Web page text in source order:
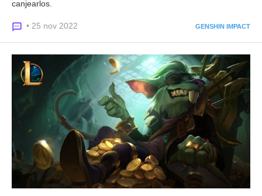
canjearlos.
• 25 nov 2022 GENSHIN IMPACT